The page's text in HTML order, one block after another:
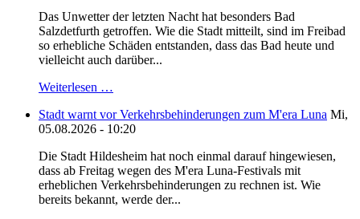
Das Unwetter der letzten Nacht hat besonders Bad
Salzdetfurth getroffen. Wie die Stadt mitteilt, sind im Freibad
so erhebliche Schäden entstanden, dass das Bad heute und
vielleicht auch darüber...
Weiterlesen …
Stadt warnt vor Verkehrsbehinderungen zum M'era Luna Mi,
05.08.2026 - 10:20
Die Stadt Hildesheim hat noch einmal darauf hingewiesen,
dass ab Freitag wegen des M'era Luna-Festivals mit
erheblichen Verkehrsbehinderungen zu rechnen ist. Wie
bereits bekannt, werde der...